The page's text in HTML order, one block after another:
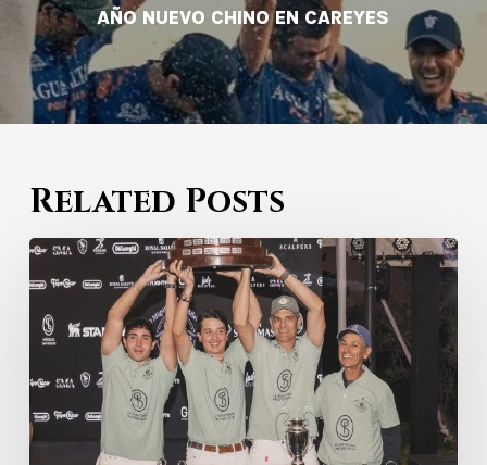
AÑO NUEVO CHINO EN CAREYES
Related Posts